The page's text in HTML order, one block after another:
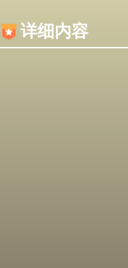
详细内容